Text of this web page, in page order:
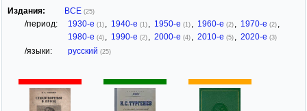
Издания: ВСЕ (25)
/период: 1930-е (1) 1940-е (1) 1950-е (1) 1960-е (2) 1970-е (2)
1980-е (4) 1990-е (2) 2000-е (4) 2010-е (5) 2020-е (3)
/языки: русский (25)